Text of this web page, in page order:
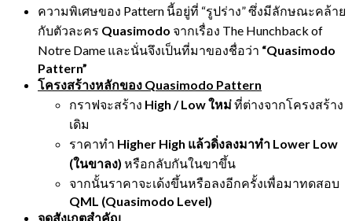
ความพิเศษของ Pattern นี้อยู่ที่ “รูปร่าง” ซึ่งมีลักษณะคล้าย
กับตัวละคร Quasimodo จากเรื่อง The Hunchback of
Notre Dame และนั่นจึงเป็นที่มาของชื่อว่า “Quasimodo
Pattern”
โครงสร้างหลักของ Quasimodo Pattern
กราฟจะสร้าง High / Low ใหม่ที่ต่างจากโครงสร้าง
เดิม
ราคาทำ Higher High แล้วดิ่งลงมาทำ Lower Low
(ในขาลง) หรือกลับกันในขาขึ้น
จากนั้นราคาจะเด้งขึ้นหรือลงอีกครั้งเพื่อมาทดสอบ
QML (Quasimodo Level)
จุดสังเกตสำคัญ